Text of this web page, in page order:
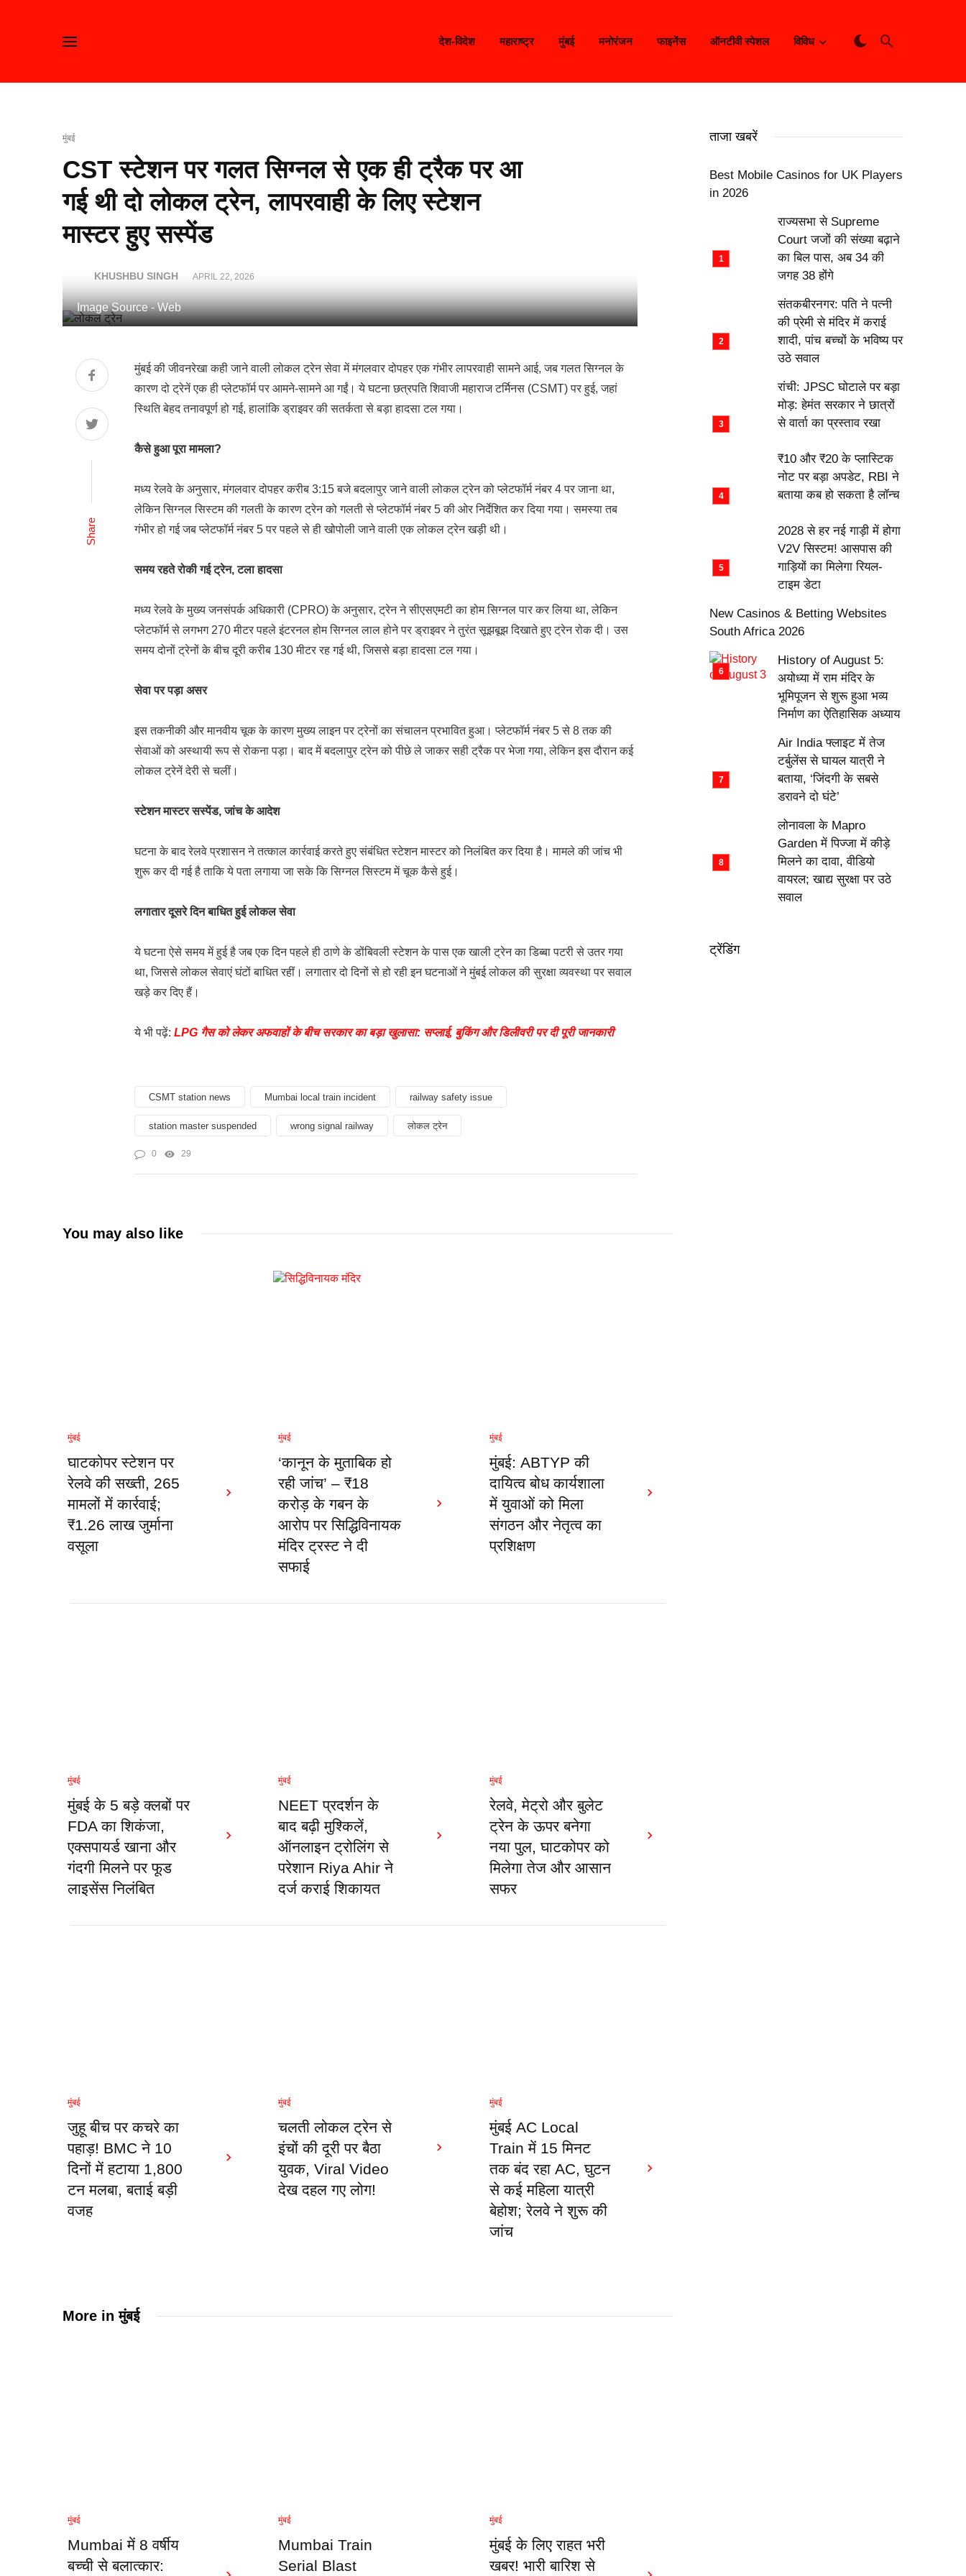
देश-विदेश महाराष्ट्र मुंबई मनोरंजन फाइनेंस ऑनटीवी स्पेशल विविध
मुंबई
CST स्टेशन पर गलत सिग्नल से एक ही ट्रैक पर आ
गई थी दो लोकल ट्रेन, लापरवाही के लिए स्टेशन
मास्टर हुए सस्पेंड
KHUSHBU SINGH APRIL 22, 2026
Image Source - Web
Share
मुंबई की जीवनरेखा कही जाने वाली लोकल ट्रेन सेवा में मंगलवार दोपहर एक गंभीर लापरवाही सामने आई, जब गलत सिग्नल के
कारण दो ट्रेनें एक ही प्लेटफॉर्म पर आमने-सामने आ गईं। ये घटना छत्रपति शिवाजी महाराज टर्मिनस (CSMT) पर हुई, जहां
स्थिति बेहद तनावपूर्ण हो गई, हालांकि ड्राइवर की सतर्कता से बड़ा हादसा टल गया।
कैसे हुआ पूरा मामला?
मध्य रेलवे के अनुसार, मंगलवार दोपहर करीब 3:15 बजे बदलापुर जाने वाली लोकल ट्रेन को प्लेटफॉर्म नंबर 4 पर जाना था,
लेकिन सिग्नल सिस्टम की गलती के कारण ट्रेन को गलती से प्लेटफॉर्म नंबर 5 की ओर निर्देशित कर दिया गया। समस्या तब
गंभीर हो गई जब प्लेटफॉर्म नंबर 5 पर पहले से ही खोपोली जाने वाली एक लोकल ट्रेन खड़ी थी।
समय रहते रोकी गई ट्रेन, टला हादसा
मध्य रेलवे के मुख्य जनसंपर्क अधिकारी (CPRO) के अनुसार, ट्रेन ने सीएसएमटी का होम सिग्नल पार कर लिया था, लेकिन
प्लेटफॉर्म से लगभग 270 मीटर पहले इंटरनल होम सिग्नल लाल होने पर ड्राइवर ने तुरंत सूझबूझ दिखाते हुए ट्रेन रोक दी। उस
समय दोनों ट्रेनों के बीच दूरी करीब 130 मीटर रह गई थी, जिससे बड़ा हादसा टल गया।
सेवा पर पड़ा असर
इस तकनीकी और मानवीय चूक के कारण मुख्य लाइन पर ट्रेनों का संचालन प्रभावित हुआ। प्लेटफॉर्म नंबर 5 से 8 तक की
सेवाओं को अस्थायी रूप से रोकना पड़ा। बाद में बदलापुर ट्रेन को पीछे ले जाकर सही ट्रैक पर भेजा गया, लेकिन इस दौरान कई
लोकल ट्रेनें देरी से चलीं।
स्टेशन मास्टर सस्पेंड, जांच के आदेश
घटना के बाद रेलवे प्रशासन ने तत्काल कार्रवाई करते हुए संबंधित स्टेशन मास्टर को निलंबित कर दिया है। मामले की जांच भी
शुरू कर दी गई है ताकि ये पता लगाया जा सके कि सिग्नल सिस्टम में चूक कैसे हुई।
लगातार दूसरे दिन बाधित हुई लोकल सेवा
ये घटना ऐसे समय में हुई है जब एक दिन पहले ही ठाणे के डोंबिवली स्टेशन के पास एक खाली ट्रेन का डिब्बा पटरी से उतर गया
था, जिससे लोकल सेवाएं घंटों बाधित रहीं। लगातार दो दिनों से हो रही इन घटनाओं ने मुंबई लोकल की सुरक्षा व्यवस्था पर सवाल
खड़े कर दिए हैं।
ये भी पढ़ें: LPG गैस को लेकर अफवाहों के बीच सरकार का बड़ा खुलासा: सप्लाई, बुकिंग और डिलीवरी पर दी पूरी जानकारी
CSMT station news Mumbai local train incident railway safety issue
station master suspended wrong signal railway लोकल ट्रेन
0 29
You may also like
मुंबई
घाटकोपर स्टेशन पर
रेलवे की सख्ती, 265
मामलों में कार्रवाई;
₹1.26 लाख जुर्माना
वसूला
मुंबई
‘कानून के मुताबिक हो
रही जांच’ – ₹18
करोड़ के गबन के
आरोप पर सिद्धिविनायक
मंदिर ट्रस्ट ने दी
सफाई
मुंबई
मुंबई: ABTYP की
दायित्व बोध कार्यशाला
में युवाओं को मिला
संगठन और नेतृत्व का
प्रशिक्षण
मुंबई
मुंबई के 5 बड़े क्लबों पर
FDA का शिकंजा,
एक्सपायर्ड खाना और
गंदगी मिलने पर फूड
लाइसेंस निलंबित
मुंबई
NEET प्रदर्शन के
बाद बढ़ी मुश्किलें,
ऑनलाइन ट्रोलिंग से
परेशान Riya Ahir ने
दर्ज कराई शिकायत
मुंबई
रेलवे, मेट्रो और बुलेट
ट्रेन के ऊपर बनेगा
नया पुल, घाटकोपर को
मिलेगा तेज और आसान
सफर
मुंबई
जुहू बीच पर कचरे का
पहाड़! BMC ने 10
दिनों में हटाया 1,800
टन मलबा, बताई बड़ी
वजह
मुंबई
चलती लोकल ट्रेन से
इंचों की दूरी पर बैठा
युवक, Viral Video
देख दहल गए लोग!
मुंबई
मुंबई AC Local
Train में 15 मिनट
तक बंद रहा AC, घुटन
से कई महिला यात्री
बेहोश; रेलवे ने शुरू की
जांच
More inमुंबई
मुंबई
Mumbai में 8 वर्षीय
बच्ची से बलात्कार:
मुंबई
Mumbai Train
Serial Blast
मुंबई
मुंबई के लिए राहत भरी
खबर! भारी बारिश से
ताजा खबरें
Best Mobile Casinos for UK Players
in 2026
राज्यसभा से Supreme
Court जजों की संख्या बढ़ाने
का बिल पास, अब 34 की
जगह 38 होंगे
संतकबीरनगर: पति ने पत्नी
की प्रेमी से मंदिर में कराई
शादी, पांच बच्चों के भविष्य पर
उठे सवाल
रांची: JPSC घोटाले पर बड़ा
मोड़: हेमंत सरकार ने छात्रों
से वार्ता का प्रस्ताव रखा
₹10 और ₹20 के प्लास्टिक
नोट पर बड़ा अपडेट, RBI ने
बताया कब हो सकता है लॉन्च
2028 से हर नई गाड़ी में होगा
V2V सिस्टम! आसपास की
गाड़ियों का मिलेगा रियल-
टाइम डेटा
New Casinos & Betting Websites
South Africa 2026
History of August 5:
अयोध्या में राम मंदिर के
भूमिपूजन से शुरू हुआ भव्य
निर्माण का ऐतिहासिक अध्याय
Air India फ्लाइट में तेज
टर्बुलेंस से घायल यात्री ने
बताया, ‘जिंदगी के सबसे
डरावने दो घंटे’
लोनावला के Mapro
Garden में पिज्जा में कीड़े
मिलने का दावा, वीडियो
वायरल; खाद्य सुरक्षा पर उठे
सवाल
ट्रेंडिंग